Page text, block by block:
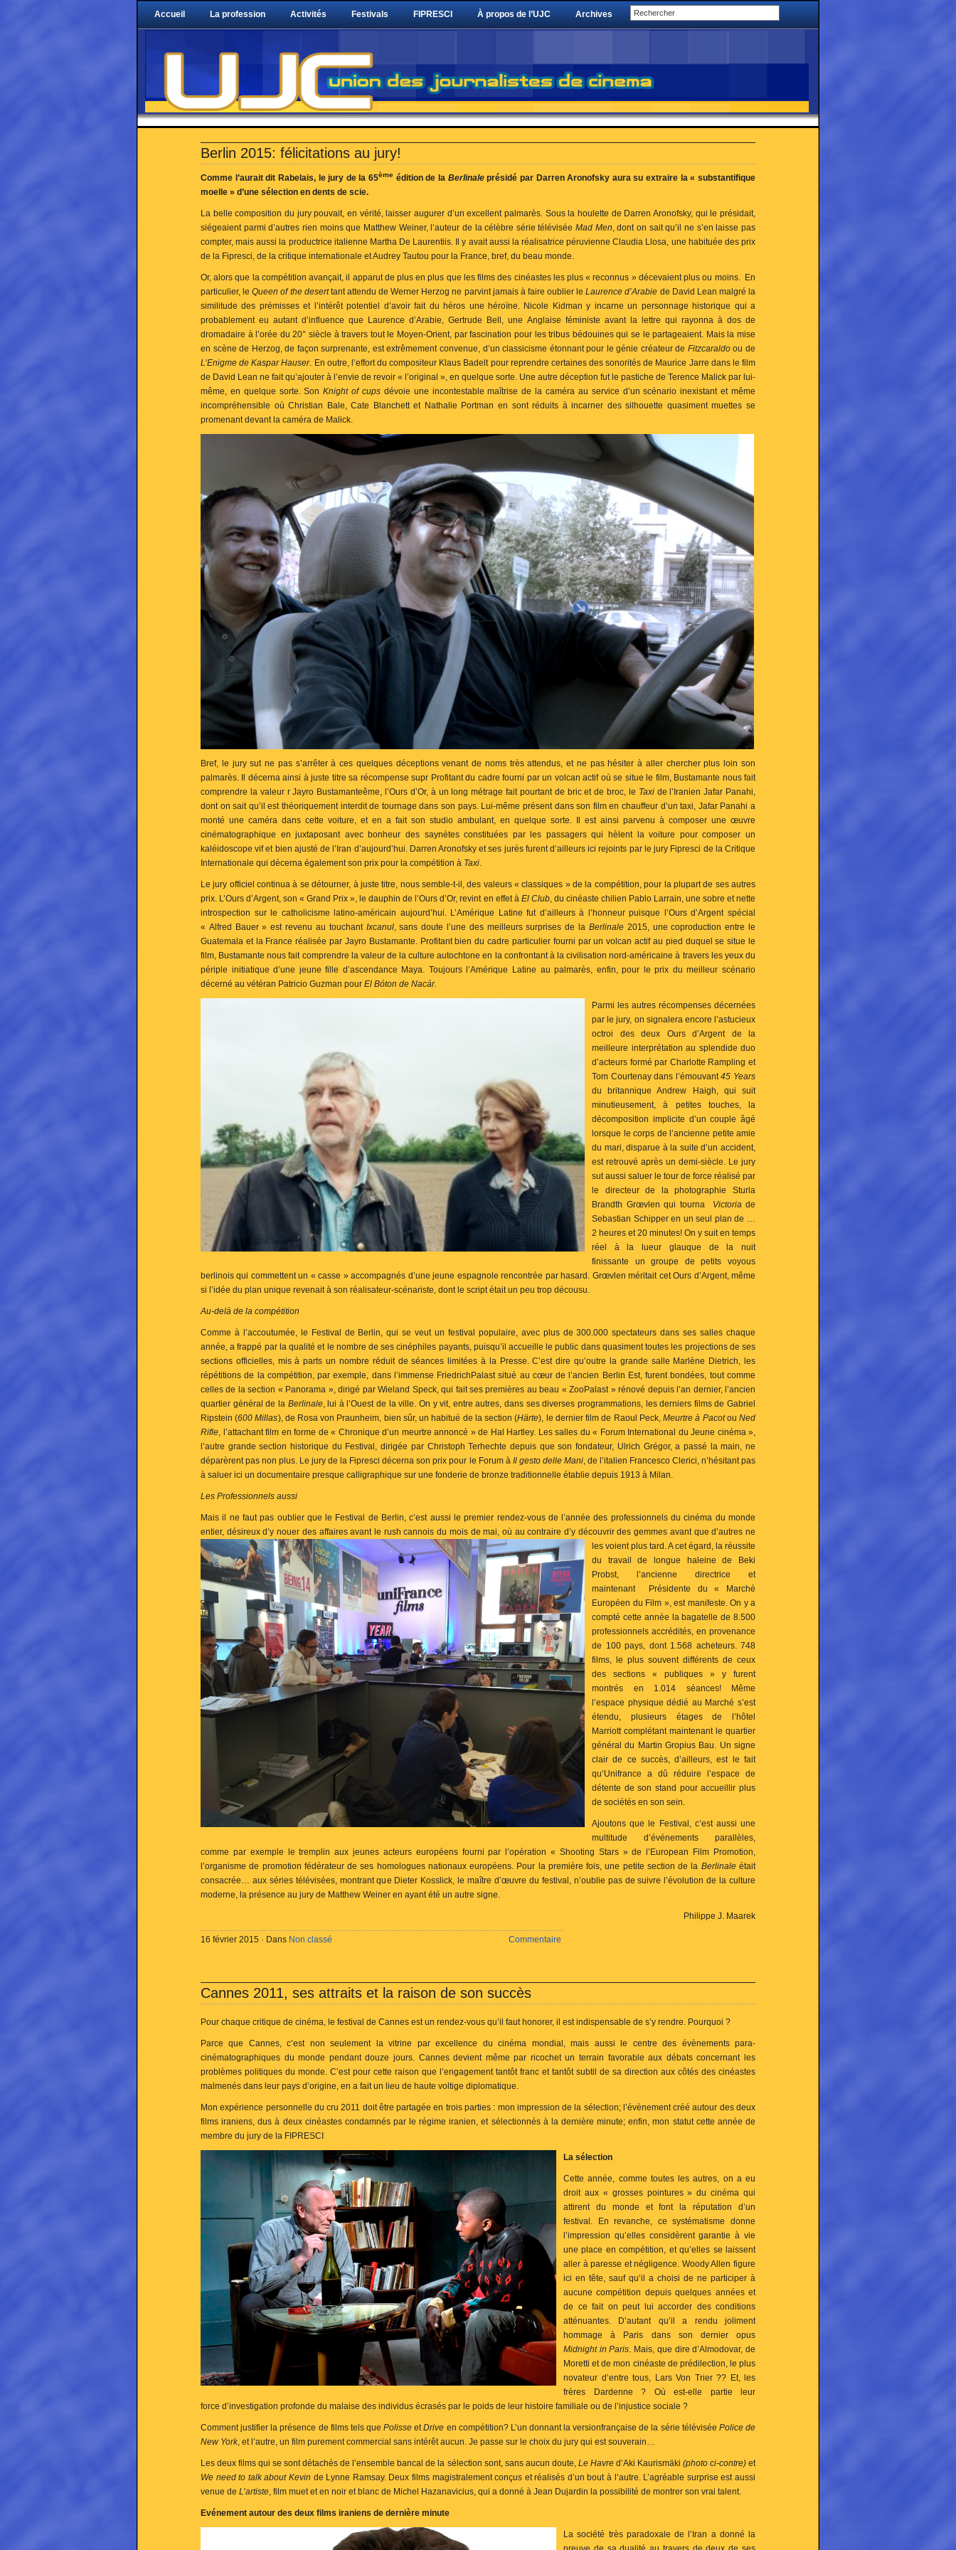
Accueil La profession Activités Festivals FIPRESCI À propos de l’UJC Archives
Berlin 2015: félicitations au jury!
Comme l’aurait dit Rabelais, le jury de la 65ème édition de la Berlinaleprésidé par Darren Aronofsky aura su extraire la « substantifique
moelle » d’une sélection en dents de scie.
La belle composition du jury pouvait, en vérité, laisser augurer d’un excellent palmarès. Sous la houlette de Darren Aronofsky, qui le présidait,
siégeaient parmi d’autres rien moins que Matthew Weiner, l’auteur de la célèbre série téléviséeMad Men, dont on sait qu’il ne s’en laisse pas
compter, mais aussi la productrice italienne Martha De Laurentiis. Il y avait aussi la réalisatrice péruvienne Claudia Llosa, une habituée des prix
de la Fipresci, de la critique internationale et Audrey Tautou pour la France, bref, du beau monde.
Or, alors que la compétition avançait, il apparut de plus en plus que les films des cinéastes les plus « reconnus » décevaient plus ou moins. En
particulier, leQueen of the deserttant attendu de Werner Herzog ne parvint jamais à faire oublier leLaurence d’Arabie de David Lean malgré la
similitude des prémisses et l’intérêt potentiel d’avoir fait du héros une héroïne. Nicole Kidman y incarne un personnage historique qui a
probablement eu autant d’influence que Laurence d’Arabie, Gertrude Bell, une Anglaise féministe avant la lettre qui rayonna à dos de
dromadaire à l’orée du 20° siècle à travers tout le Moyen-Orient, par fascination pour les tribus bédouines qui se le partageaient. Mais la mise
en scène de Herzog, de façon surprenante, est extrêmement convenue, d’un classicisme étonnant pour le génie créateur de Fitzcaraldoou de
L’Enigme de Kaspar Hauser. En outre, l’effort du compositeur Klaus Badelt pour reprendre certaines des sonorités de Maurice Jarre dans le film
de David Lean ne fait qu’ajouter à l’envie de revoir « l’original », en quelque sorte. Une autre déception fut le pastiche de Terence Malick par lui-
même, en quelque sorte. SonKnight of cups dévoie une incontestable maîtrise de la caméra au service d’un scénario inexistant et même
incompréhensible où Christian Bale, Cate Blanchett et Nathalie Portman en sont réduits à incarner des silhouette quasiment muettes se
promenant devant la caméra de Malick.
Bref, le jury sut ne pas s’arrêter à ces quelques déceptions venant de noms très attendus, et ne pas hésiter à aller chercher plus loin son
palmarès. Il décerna ainsi à juste titre sa récompense supr Profitant du cadre fourni par un volcan actif où se situe le film, Bustamante nous fait
comprendre la valeur r Jayro Bustamanteême, l’Ours d’Or, à un long métrage fait pourtant de bric et de broc, le Taxide l’Iranien Jafar Panahi,
dont on sait qu’il est théoriquement interdit de tournage dans son pays. Lui-même présent dans son film en chauffeur d’un taxi, Jafar Panahi a
monté une caméra dans cette voiture, et en a fait son studio ambulant, en quelque sorte. Il est ainsi parvenu à composer une œuvre
cinématographique en juxtaposant avec bonheur des saynètes constituées par les passagers qui hèlent la voiture pour composer un
kaléidoscope vif et bien ajusté de l’Iran d’aujourd’hui. Darren Aronofsky et ses jurés furent d’ailleurs ici rejoints par le jury Fipresci de la Critique
Internationale qui décerna également son prix pour la compétition à Taxi.
Le jury officiel continua à se détourner, à juste titre, nous semble-t-il, des valeurs « classiques » de la compétition, pour la plupart de ses autres
prix. L’Ours d’Argent, son « Grand Prix », le dauphin de l’Ours d’Or, revint en effet à El Club, du cinéaste chilien Pablo Larrain, une sobre et nette
introspection sur le catholicisme latino-américain aujourd’hui. L’Amérique Latine fut d’ailleurs à l’honneur puisque l’Ours d’Argent spécial
« Alfred Bauer » est revenu au touchant Ixcanul, sans doute l’une des meilleurs surprises de la Berlinale2015, une coproduction entre le
Guatemala et la France réalisée par Jayro Bustamante. Profitant bien du cadre particulier fourni par un volcan actif au pied duquel se situe le
film, Bustamante nous fait comprendre la valeur de la culture autochtone en la confrontant à la civilisation nord-américaine à travers les yeux du
périple initiatique d’une jeune fille d’ascendance Maya. Toujours l’Amérique Latine au palmarès, enfin, pour le prix du meilleur scénario
décerné au vétéran Patricio Guzman pour El Bóton de Nacár.
Parmi les autres récompenses décernées
par le jury, on signalera encore l’astucieux
octroi des deux Ours d’Argent de la
meilleure interprétation au splendide duo
d’acteurs formé par Charlotte Rampling et
Tom Courtenay dans l’émouvant45 Years
du britannique Andrew Haigh, qui suit
minutieusement, à petites touches, la
décomposition implicite d’un couple âgé
lorsque le corps de l’ancienne petite amie
du mari, disparue à la suite d’un accident,
est retrouvé après un demi-siècle. Le jury
sut aussi saluer le tour de force réalisé par
le directeur de la photographie Sturla
Brandth Grœvlen qui tourna
Victoriade
Sebastian Schipper en un seul plan de …
2 heures et 20 minutes! On y suit en temps
réel à la lueur glauque de la nuit
finissante un groupe de petits voyous
berlinois qui commettent un « casse » accompagnés d’une jeune espagnole rencontrée par hasard. Grœvlen méritait cet Ours d’Argent, même
si l’idée du plan unique revenait à son réalisateur-scénariste, dont le script était un peu trop décousu.
Au-delà de la compétition
Comme à l’accoutumée, le Festival de Berlin, qui se veut un festival populaire, avec plus de 300.000 spectateurs dans ses salles chaque
année, a frappé par la qualité et le nombre de ses cinéphiles payants, puisqu’il accueille le public dans quasiment toutes les projections de ses
sections officielles, mis à parts un nombre réduit de séances limitées à la Presse. C’est dire qu’outre la grande salle Marlène Dietrich, les
répétitions de la compétition, par exemple, dans l’immense FriedrichPalast situé au cœur de l’ancien Berlin Est, furent bondées, tout comme
celles de la section « Panorama », dirigé par Wieland Speck, qui fait ses premières au beau « ZooPalast » rénové depuis l’an dernier, l’ancien
quartier général de la Berlinale, lui à l’Ouest de la ville. On y vit, entre autres, dans ses diverses programmations, les derniers films de Gabriel
Ripstein (600 Millas), de Rosa von Praunheim, bien sûr, un habitué de la section (Härte), le dernier film de Raoul Peck,Meurtre à PacotouNed
Rifle, l’attachant film en forme de « Chronique d’un meurtre annoncé » de Hal Hartley. Les salles du « Forum International du Jeune cinéma »,
l’autre grande section historique du Festival, dirigée par Christoph Terhechte depuis que son fondateur, Ulrich Grégor, a passé la main, ne
déparèrent pas non plus. Le jury de la Fipresci décerna son prix pour le Forum à Il gesto delle Mani, de l’italien Francesco Clerici, n’hésitant pas
à saluer ici un documentaire presque calligraphique sur une fonderie de bronze traditionnelle établie depuis 1913 à Milan.
Les Professionnels aussi
Mais il ne faut pas oublier que le Festival de Berlin, c’est aussi le premier rendez-vous de l’année des professionnels du cinéma du monde
entier, désireux d’y nouer des affaires avant le rush cannois du mois de mai, où au contraire d’y découvrir des gemmes avantque d’autres ne
les voient plus tard. A cet égard, la réussite
du travail de longue haleine de Beki
Probst, l’ancienne directrice et
maintenant Présidente du « Marché
Européen du Film », est manifeste. On y a
compté cette année la bagatelle de 8.500
professionnels accrédités, en provenance
de 100 pays, dont 1.568 acheteurs. 748
films, le plus souvent différents de ceux
des sections « publiques » y furent
montrés en 1.014 séances! Même
l’espace physique dédié au Marché s’est
étendu, plusieurs étages de l’hôtel
Marriott complétant maintenant le quartier
général du Martin Gropius Bau. Un signe
clair de ce succès, d’ailleurs, est le fait
qu’Unifrance a dû réduire l’espace de
détente de son stand pour accueillir plus
de sociétés en son sein.
Ajoutons que le Festival, c’est aussi une
multitude d’événements parallèles,
comme par exemple le tremplin aux jeunes acteurs européens fourni par l’opération « Shooting Stars » de l’European Film Promotion,
l’organisme de promotion fédérateur de ses homologues nationaux européens. Pour la première fois, une petite section de la Berlinaleétait
consacrée… aux séries télévisées, montrant que Dieter Kosslick, le maître d’œuvre du festival, n’oublie pas de suivre l’évolution de la culture
moderne, la présence au jury de Matthew Weiner en ayant été un autre signe.
Philippe J. Maarek
16 février 2015 · Dans Non classé Commentaire
Cannes 2011, ses attraits et la raison de son succès
Pour chaque critique de cinéma, le festival de Cannes est un rendez-vous qu’il faut honorer, il est indispensable de s’y rendre. Pourquoi ?
Parce que Cannes, c’est non seulement la vitrine par excellence du cinéma mondial, mais aussi le centre des évènements para-
cinématographiques du monde pendant douze jours. Cannes devient même par ricochet un terrain favorable aux débats concernant les
problèmes politiques du monde. C’est pour cette raison que l’engagement tantôt franc et tantôt subtil de sa direction aux côtés des cinéastes
malmenés dans leur pays d’origine, en a fait un lieu de haute voltige diplomatique.
Mon expérience personnelle du cru 2011 doit être partagée en trois parties : mon impression de la sélection; l’évènement créé autour des deux
films iraniens, dus à deux cinéastes condamnés par le régime iranien, et sélectionnés à la dernière minute; enfin, mon statut cette année de
membre du jury de la FIPRESCI
La sélection
Cette année, comme toutes les autres, on a eu
droit aux « grosses pointures » du cinéma qui
attirent du monde et font la réputation d’un
festival. En revanche, ce systématisme donne
l’impression qu’elles considèrent garantie à vie
une place en compétition, et qu’elles se laissent
aller à paresse et négligence. Woody Allen figure
ici en tête, sauf qu’il a choisi de ne participer à
aucune compétition depuis quelques années et
de ce fait on peut lui accorder des conditions
atténuantes. D’autant qu’il a rendu joliment
hommage à Paris dans son dernier opus
Midnight in Paris. Mais, que dire d’Almodovar, de
Moretti et de mon cinéaste de prédilection, le plus
novateur d’entre tous, Lars Von Trier ?? Et, les
frères Dardenne ? Où est-elle partie leur
force d’investigation profonde du malaise des individus écrasés par le poids de leur histoire familiale ou de l’injustice sociale ?
Comment justifier la présence de films tels quePolisse etDrive en compétition? L’un donnant la versionfrançaise de la série télévisée Police de
New York, et l’autre, un film purement commercial sans intérêt aucun. Je passe sur le choix du jury qui est souverain…
Les deux films qui se sont détachés de l’ensemble bancal de la sélection sont, sans aucun doute, Le Havre d’Aki Kaurismäki (photo ci-contre)et
We need to talk about Kevin de Lynne Ramsay. Deux films magistralement conçus et réalisés d’un bout à l’autre. L’agréable surprise est aussi
venue de L’artiste, film muet et en noir et blanc de Michel Hazanavicius, qui a donné à Jean Dujardin la possibilité de montrer son vrai talent.
Evénement autour des deux films iraniens de dernière minute
La société très paradoxale de l’Iran a donné
la